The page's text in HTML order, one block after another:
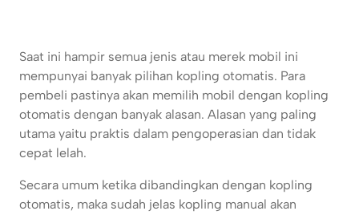
Saat ini hampir semua jenis atau merek mobil ini
mempunyai banyak pilihan kopling otomatis. Para
pembeli pastinya akan memilih mobil dengan kopling
otomatis dengan banyak alasan. Alasan yang paling
utama yaitu praktis dalam pengoperasian dan tidak
cepat lelah.
Secara umum ketika dibandingkan dengan kopling
otomatis, maka sudah jelas kopling manual akan